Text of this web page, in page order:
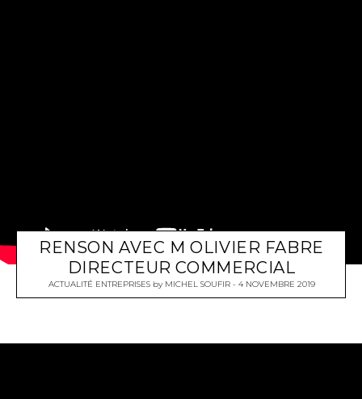
RENSON AVEC M OLIVIER FABRE
DIRECTEUR COMMERCIAL
ACTUALITÉ ENTREPRISESby MICHEL SOUFIR 4 NOVEMBRE 2019